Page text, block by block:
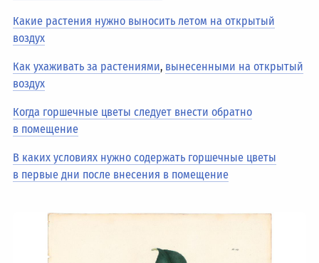
Какие растения нужно выносить летом на открытый
воздух
Как ухаживать за растениями, вынесенными на открытый
воздух
Когда горшечные цветы следует внести обратно
в помещение
В каких условиях нужно содержать горшечные цветы
в первые дни после внесения в помещение